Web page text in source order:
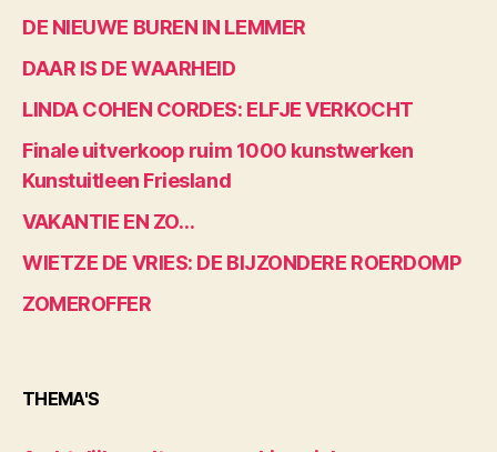
DE NIEUWE BUREN IN LEMMER
DAAR IS DE WAARHEID
LINDA COHEN CORDES: ELFJE VERKOCHT
Finale uitverkoop ruim 1000 kunstwerken
Kunstuitleen Friesland
VAKANTIE EN ZO…
WIETZE DE VRIES: DE BIJZONDERE ROERDOMP
ZOMEROFFER
THEMA'S